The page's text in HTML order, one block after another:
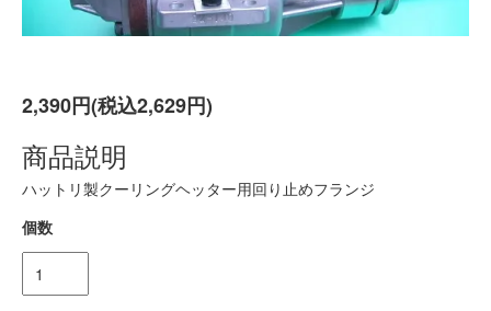
2,390円(税込2,629円)
商品説明
ハットリ製クーリングヘッター用回り止めフランジ
個数